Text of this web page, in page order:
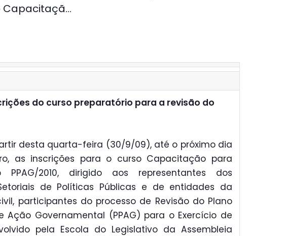
do curso preparatório para a revisão do
desta quarta-feira (30/9/09), até o próximo dia
as inscrições para o curso Capacitação para
PPAG/2010, dirigido aos representantes dos
de Políticas Públicas e de entidades da
participantes do processo de Revisão do Plano
Ação Governamental (PPAG) para o Exercício de
pela Escola do Legislativo da Assembleia